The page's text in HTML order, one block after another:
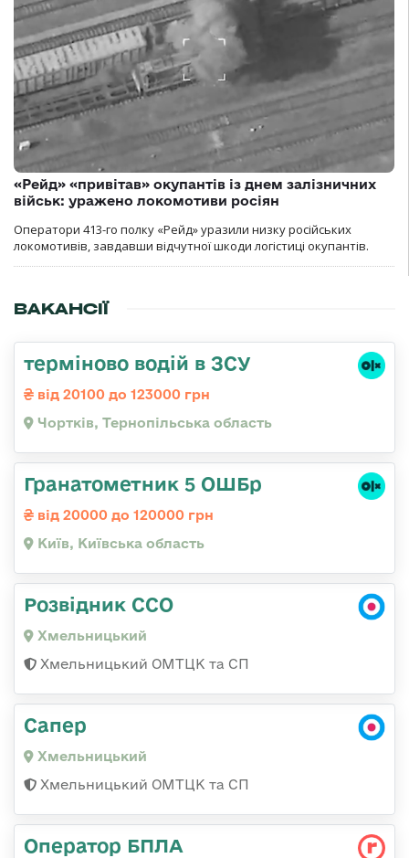
«Рейд» «привітав» окупантів із днем залізничних
військ: уражено локомотиви росіян
Оператори 413-го полку «Рейд» уразили низку російських
локомотивів, завдавши відчутної шкоди логістиці окупантів.
ВАКАНСІЇ
терміново водій в ЗСУ
від 20100 до 123000 грн
Чортків, Тернопільська область
Гранатометник 5 ОШБр
від 20000 до 120000 грн
Київ, Київська область
Розвідник ССО
Хмельницький
Хмельницький ОМТЦК та СП
Сапер
Хмельницький
Хмельницький ОМТЦК та СП
Оператор БПЛА